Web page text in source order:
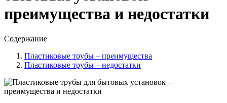
преимущества и недостатки
Содержание
Пластиковые трубы – преимущества
Пластиковые трубы – недостатки